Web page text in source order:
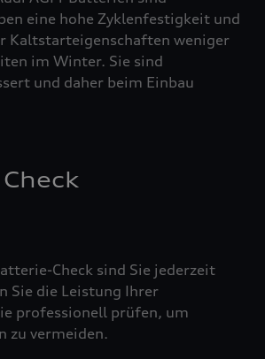
eine hohe Zyklenfestigkeit und
Kaltstarteigenschaften weniger
im Winter. Sie sind
und daher beim Einbau
Check sind Sie jederzeit
Sie die Leistung Ihrer
professionell prüfen, um
zu vermeiden.